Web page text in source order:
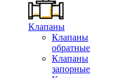
Клапаны
Клапаны
обратные
Клапаны
запорные